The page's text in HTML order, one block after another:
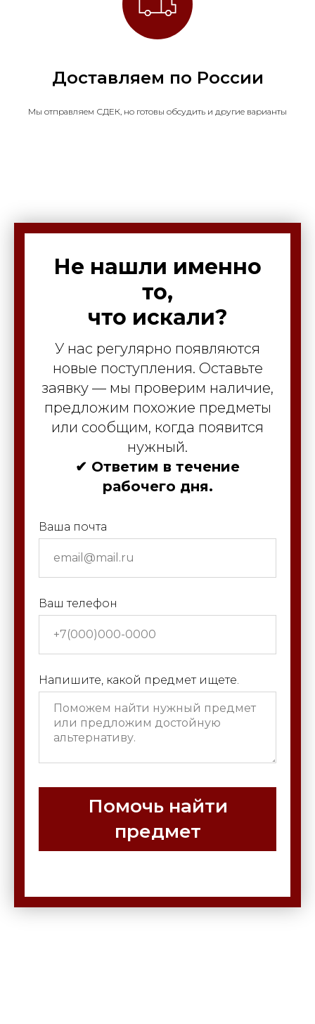
Доставляем по России
Мы отправляем СДЕК, но готовы обсудить и другие варианты
Не нашли именно
то,
что искали?
У нас регулярно появляются
новые поступления. Оставьте
заявку — мы проверим наличие,
предложим похожие предметы
или сообщим, когда появится
нужный.
✔ Ответим в течение
рабочего дня.
Ваша почта
Ваш телефон
Напишите, какой предмет ищете.
Помочь найти
предмет